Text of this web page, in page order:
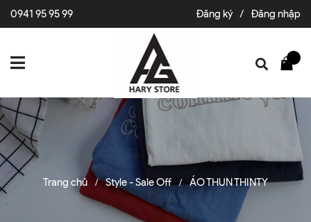
0941 95 95 99 Đăng ký / Đăng nhập
Trang chủ / Style - Sale Off / ÁO THUN THINTY